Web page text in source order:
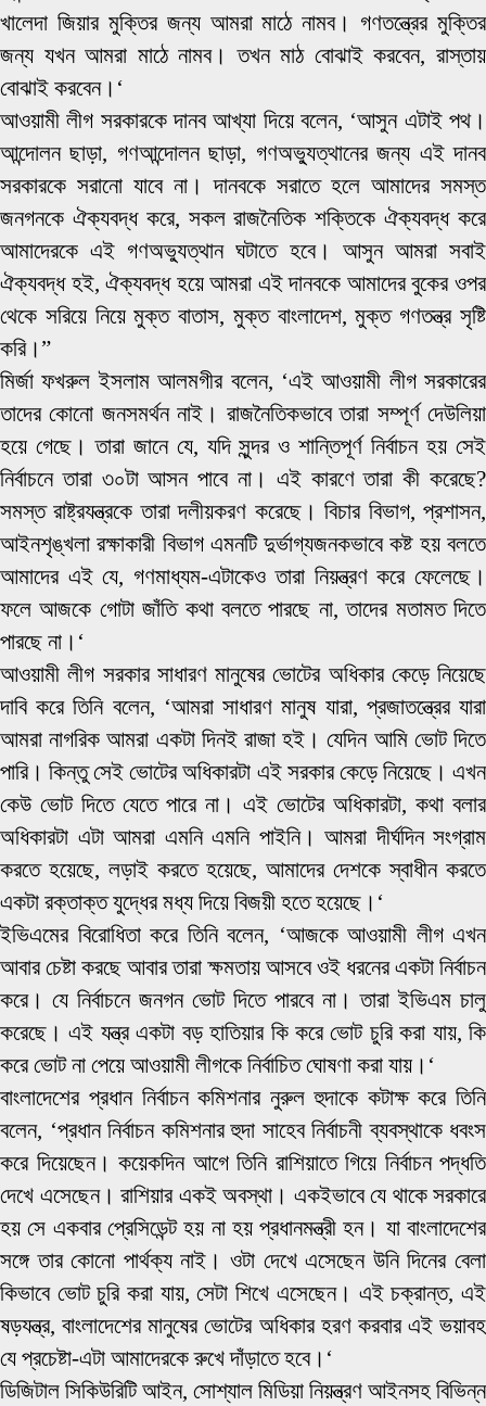
খালেদা জিয়ার মুক্তির জন্য আমরা মাঠে নামব। গণতন্ত্রের মুক্তির
জন্য যখন আমরা মাঠে নামব। তখন মাঠ বোঝাই করবেন, রাস্তায়
বোঝাই করবেন।‘
আওয়ামী লীগ সরকারকে দানব আখ্যা দিয়ে বলেন, ‘আসুন এটাই পথ।
আন্দোলন ছাড়া, গণআন্দোলন ছাড়া, গণঅভ্যুত্থানের জন্য এই দানব
সরকারকে সরানো যাবে না। দানবকে সরাতে হলে আমাদের সমস্ত
জনগনকে ঐক্যবদ্ধ করে, সকল রাজনৈতিক শক্তিকে ঐক্যবদ্ধ করে
আমাদেরকে এই গণঅভ্যুত্থান ঘটাতে হবে। আসুন আমরা সবাই
ঐক্যবদ্ধ হই, ঐক্যবদ্ধ হয়ে আমরা এই দানবকে আমাদের বুকের ওপর
থেকে সরিয়ে নিয়ে মুক্ত বাতাস, মুক্ত বাংলাদেশ, মুক্ত গণতন্ত্র সৃষ্টি
করি।”
মির্জা ফখরুল ইসলাম আলমগীর বলেন, ‘এই আওয়ামী লীগ সরকারের
তাদের কোনো জনসমর্থন নাই। রাজনৈতিকভাবে তারা সম্পূর্ণ দেউলিয়া
হয়ে গেছে। তারা জানে যে, যদি সুন্দর ও শান্তিপূর্ণ নির্বাচন হয় সেই
নির্বাচনে তারা ৩০টা আসন পাবে না। এই কারণে তারা কী করেছে?
সমস্ত রাষ্ট্রযন্ত্রকে তারা দলীয়করণ করেছে। বিচার বিভাগ, প্রশাসন,
আইনশৃঙ্খলা রক্ষাকারী বিভাগ এমনটি দুর্ভাগ্যজনকভাবে কষ্ট হয় বলতে
আমাদের এই যে, গণমাধ্যম-এটাকেও তারা নিয়ন্ত্রণ করে ফেলেছে।
ফলে আজকে গোটা জাঁতি কথা বলতে পারছে না, তাদের মতামত দিতে
পারছে না।‘
আওয়ামী লীগ সরকার সাধারণ মানুষের ভোটের অধিকার কেড়ে নিয়েছে
দাবি করে তিনি বলেন, ‘আমরা সাধারণ মানুষ যারা, প্রজাতন্ত্রের যারা
আমরা নাগরিক আমরা একটা দিনই রাজা হই। যেদিন আমি ভোট দিতে
পারি। কিন্তু সেই ভোটের অধিকারটা এই সরকার কেড়ে নিয়েছে। এখন
কেউ ভোট দিতে যেতে পারে না। এই ভোটের অধিকারটা, কথা বলার
অধিকারটা এটা আমরা এমনি এমনি পাইনি। আমরা দীর্ঘদিন সংগ্রাম
করতে হয়েছে, লড়াই করতে হয়েছে, আমাদের দেশকে স্বাধীন করতে
একটা রক্তাক্ত যুদ্ধের মধ্য দিয়ে বিজয়ী হতে হয়েছে।‘
ইভিএমের বিরোধিতা করে তিনি বলেন, ‘আজকে আওয়ামী লীগ এখন
আবার চেষ্টা করছে আবার তারা ক্ষমতায় আসবে ওই ধরনের একটা নির্বাচন
করে। যে নির্বাচনে জনগন ভোট দিতে পারবে না। তারা ইভিএম চালু
করেছে। এই যন্ত্র একটা বড় হাতিয়ার কি করে ভোট চুরি করা যায়, কি
করে ভোট না পেয়ে আওয়ামী লীগকে নির্বাচিত ঘোষণা করা যায়।‘
বাংলাদেশের প্রধান নির্বাচন কমিশনার নুরুল হুদাকে কটাক্ষ করে তিনি
বলেন, ‘প্রধান নির্বাচন কমিশনার হুদা সাহেব নির্বাচনী ব্যবস্থাকে ধবংস
করে দিয়েছেন। কয়েকদিন আগে তিনি রাশিয়াতে গিয়ে নির্বাচন পদ্ধতি
দেখে এসেছেন। রাশিয়ার একই অবস্থা। একইভাবে যে থাকে সরকারে
হয় সে একবার প্রেসিডেন্ট হয় না হয় প্রধানমন্ত্রী হন। যা বাংলাদেশের
সঙ্গে তার কোনো পার্থক্য নাই। ওটা দেখে এসেছেন উনি দিনের বেলা
কিভাবে ভোট চুরি করা যায়, সেটা শিখে এসেছেন। এই চক্রান্ত, এই
ষড়যন্ত্র, বাংলাদেশের মানুষের ভোটের অধিকার হরণ করবার এই ভয়াবহ
যে প্রচেষ্টা-এটা আমাদেরকে রুখে দাঁড়াতে হবে।‘
ডিজিটাল সিকিউরিটি আইন, সোশ্যাল মিডিয়া নিয়ন্ত্রণ আইনসহ বিভিন্ন